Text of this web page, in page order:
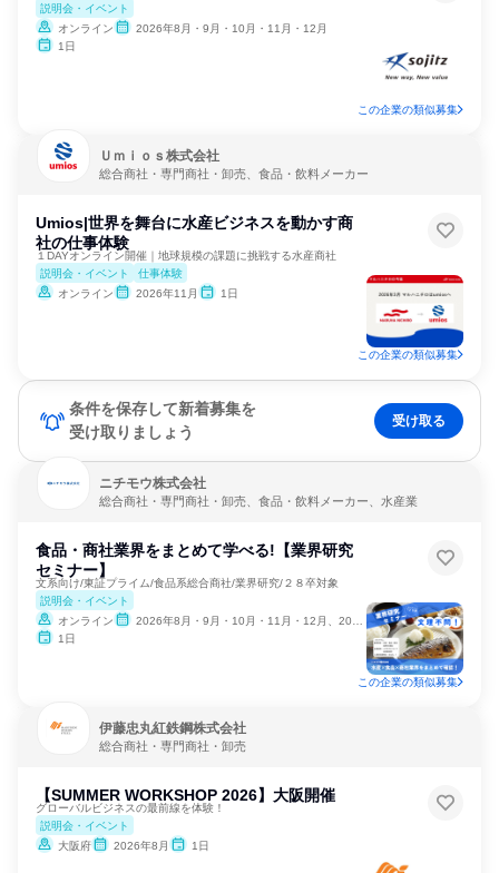
説明会・イベント
オンライン
2026年8月・9月・10月・11月・12月
1日
この企業の類似募集
Ｕｍｉｏｓ株式会社
総合商社・専門商社・卸売、食品・飲料メーカー
Umios|世界を舞台に水産ビジネスを動かす商
社の仕事体験
１DAYオンライン開催｜地球規模の課題に挑戦する水産商社
説明会・イベント
仕事体験
オンライン
2026年11月 1日
この企業の類似募集
条件を保存して新着募集を
受け取りましょう
受け取る
ニチモウ株式会社
総合商社・専門商社・卸売、食品・飲料メーカー、水産業
食品・商社業界をまとめて学べる!【業界研究
セミナー】
文系向け/東証プライム/食品系総合商社/業界研究/２８卒対象
説明会・イベント
オンライン
2026年8月・9月・10月・11月・12月、2027年1月
1日
この企業の類似募集
伊藤忠丸紅鉄鋼株式会社
総合商社・専門商社・卸売
【SUMMER WORKSHOP 2026】大阪開催
グローバルビジネスの最前線を体験！
説明会・イベント
大阪府
2026年8月 1日